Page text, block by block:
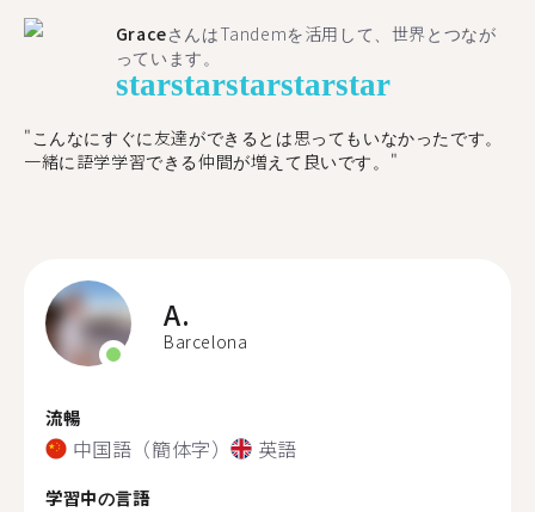
GraceさんはTandemを活用して、世界とつなが
っています。
starstarstarstarstar
"こんなにすぐに友達ができるとは思ってもいなかったです。
一緒に語学学習できる仲間が増えて良いです。"
A.
Barcelona
流暢
中国語（簡体字） 英語
学習中の言語